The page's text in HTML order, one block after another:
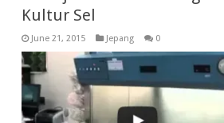
Kultur Sel
June 21, 2015 Jepang 0